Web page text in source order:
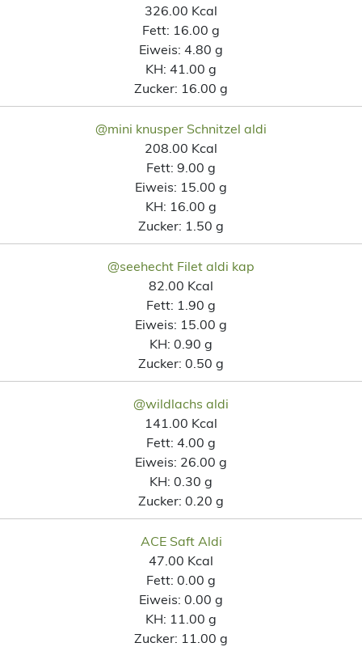
326.00 Kcal
Fett: 16.00 g
Eiweis: 4.80 g
KH: 41.00 g
Zucker: 16.00 g
@mini knusper Schnitzel aldi
208.00 Kcal
Fett: 9.00 g
Eiweis: 15.00 g
KH: 16.00 g
Zucker: 1.50 g
@seehecht Filet aldi kap
82.00 Kcal
Fett: 1.90 g
Eiweis: 15.00 g
KH: 0.90 g
Zucker: 0.50 g
@wildlachs aldi
141.00 Kcal
Fett: 4.00 g
Eiweis: 26.00 g
KH: 0.30 g
Zucker: 0.20 g
ACE Saft Aldi
47.00 Kcal
Fett: 0.00 g
Eiweis: 0.00 g
KH: 11.00 g
Zucker: 11.00 g